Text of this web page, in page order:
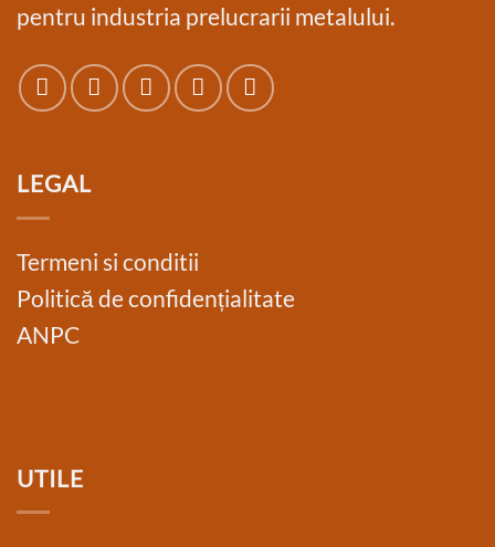
pentru industria prelucrarii metalului.
LEGAL
Termeni si conditii
Politică de confidențialitate
ANPC
UTILE